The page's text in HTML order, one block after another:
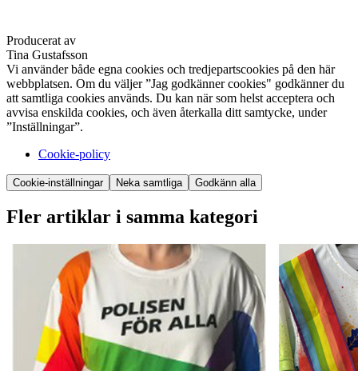
Producerat av
Tina Gustafsson
Vi använder både egna cookies och tredjepartscookies på den här
webbplatsen. Om du väljer ”Jag godkänner cookies" godkänner du
att samtliga cookies används. Du kan när som helst acceptera och
avvisa enskilda cookies, och även återkalla ditt samtycke, under
”Inställningar”.
Cookie-policy
Cookie-inställningar Neka samtliga Godkänn alla
Fler artiklar i samma kategori